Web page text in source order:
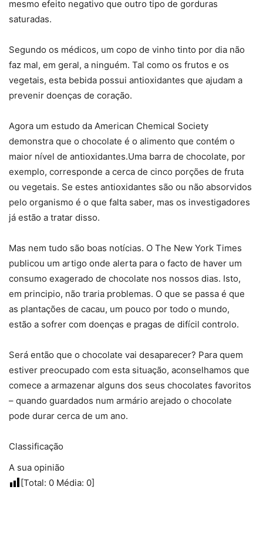
mesmo efeito negativo que outro tipo de gorduras
saturadas.
Segundo os médicos, um copo de vinho tinto por dia não
faz mal, em geral, a ninguém. Tal como os frutos e os
vegetais, esta bebida possui antioxidantes que ajudam a
prevenir doenças de coração.
Agora um estudo da American Chemical Society
demonstra que o chocolate é o alimento que contém o
maior nível de antioxidantes.Uma barra de chocolate, por
exemplo, corresponde a cerca de cinco porções de fruta
ou vegetais. Se estes antioxidantes são ou não absorvidos
pelo organismo é o que falta saber, mas os investigadores
já estão a tratar disso.
Mas nem tudo são boas notícias. O The New York Times
publicou um artigo onde alerta para o facto de haver um
consumo exagerado de chocolate nos nossos dias. Isto,
em principio, não traria problemas. O que se passa é que
as plantações de cacau, um pouco por todo o mundo,
estão a sofrer com doenças e pragas de difícil controlo.
Será então que o chocolate vai desaparecer? Para quem
estiver preocupado com esta situação, aconselhamos que
comece a armazenar alguns dos seus chocolates favoritos
– quando guardados num armário arejado o chocolate
pode durar cerca de um ano.
Classificação
A sua opinião
[Total: 0 Média: 0]